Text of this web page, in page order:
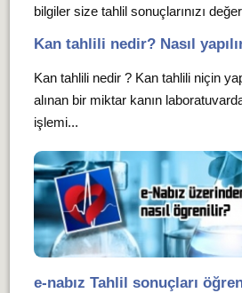
bilgiler size tahlil sonuçlarınızı
Kan tahlili nedir? Nasıl
Kan tahlili nedir ? Kan tahlili niçin
alınan bir miktar kanın
işlemi...
e-nabız Tahlil sonuçları